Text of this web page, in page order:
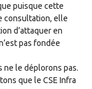
puisque cette
consultation, elle
d’attaquer en
pas fondée
ne le déplorons pas.
que le CSE Infra